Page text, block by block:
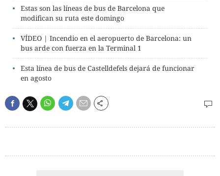
Estas son las líneas de bus de Barcelona que
modifican su ruta este domingo
VÍDEO | Incendio en el aeropuerto de Barcelona: un
bus arde con fuerza en la Terminal 1
Esta línea de bus de Castelldefels dejará de funcionar
en agosto